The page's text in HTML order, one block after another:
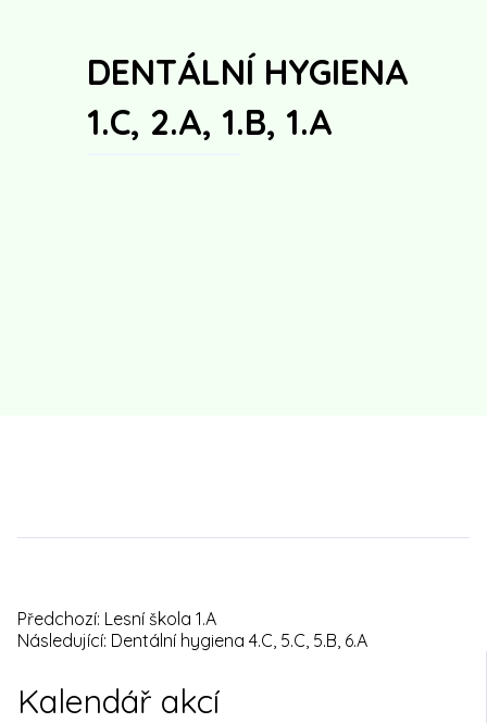
DENTÁLNÍ HYGIENA
1.C, 2.A, 1.B, 1.A
Navigace
pro
Předchozí: Lesní škola 1.A
Následující: Dentální hygiena 4.C, 5.C, 5.B, 6.A
Kalendář akcí